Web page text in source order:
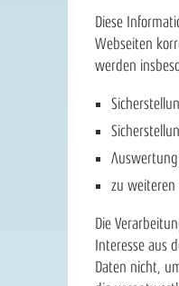
Diese
Webseiten
werden
zu weiteren
Die
Interesse aus
Daten nicht,